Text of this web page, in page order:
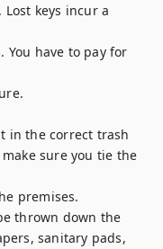
keys incur a
have to pay for
in the correct trash
sure you tie the
premises.
thrown down the
sanitary pads,